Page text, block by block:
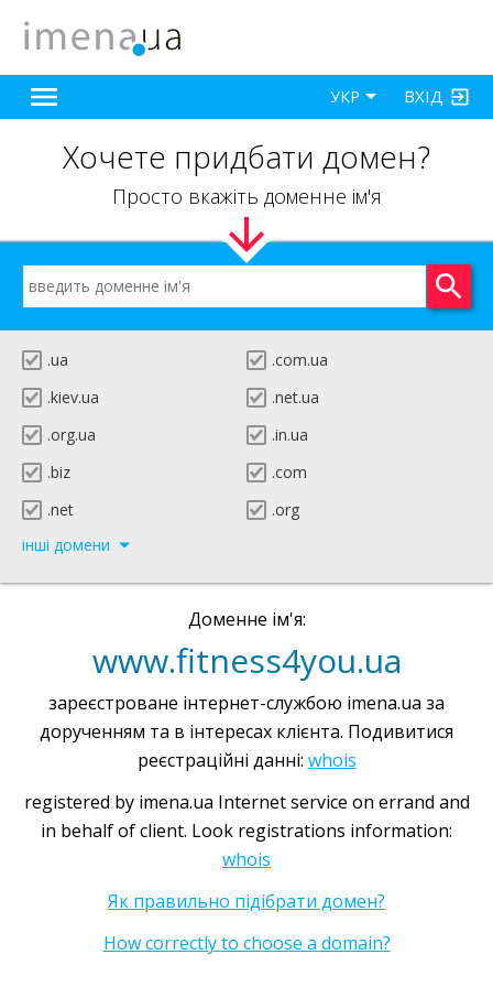
ВХІД
УКР
Хочете придбати домен?
Просто вкажіть доменне ім'я
.ua
.com.ua
.kiev.ua
.net.ua
.org.ua
.in.ua
.biz
.com
.net
.org
інші домени
Доменне ім'я:
www.fitness4you.ua
зареєстроване інтернет-службою imena.ua за
дорученням та в інтересах клієнта. Подивитися
реєстраційні данні: whois
registered by imena.ua Internet service on errand and
in behalf of client. Look registrations information:
whois
Як правильно підібрати домен?
How correctly to choose a domain?